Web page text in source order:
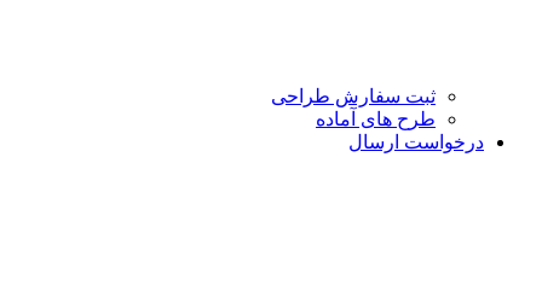
ثبت سفارش طراحی
طرح های آماده
درخواست ارسال